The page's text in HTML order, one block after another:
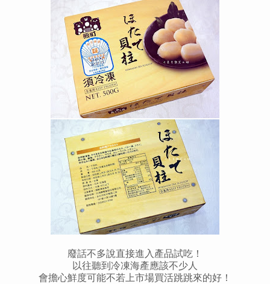
廢話不多說直接進入產品試吃！
以往聽到冷凍海產應該不少人
會擔心鮮度可能不若上市場買活跳跳來的好！